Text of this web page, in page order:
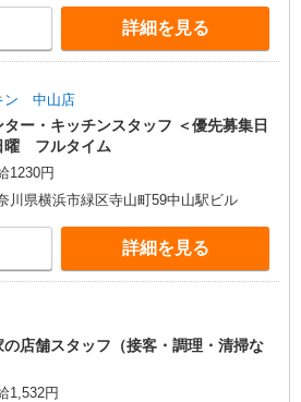
詳細を見る
ン 中山店
ター・キッチンスタッフ ＜優先募集日
曜 フルタイム
1230円
川県横浜市緑区寺山町59中山駅ビル
詳細を見る
の店舗スタッフ（接客・調理・清掃な
1,532円